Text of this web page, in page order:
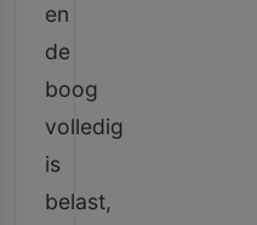
en
de
boog
volledig
is
belast,